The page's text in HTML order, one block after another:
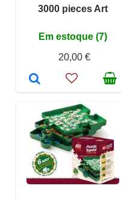
3000 pieces Art
Em estoque (7)
20,00 €